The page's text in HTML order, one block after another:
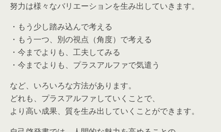
努力は様々なバリエーションを生み出していきます。
・もう少し踏み込んで考える
・もう一つ、別の視点（角度）で考える
・今までよりも、工夫してみる
・今までよりも、プラスアルファで気遣う
など、いろいろな方法があります。
どれも、プラスアルファしていくことで、
より高い成果、質を生み出していくことができます。